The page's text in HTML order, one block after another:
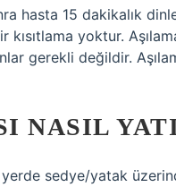
hasta 15 dakikalık
yoktur.
gerekli değildir.
NASIL
yerde sedye/yatak